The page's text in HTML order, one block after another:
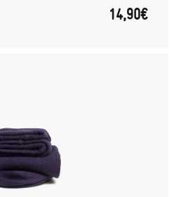
14,90€